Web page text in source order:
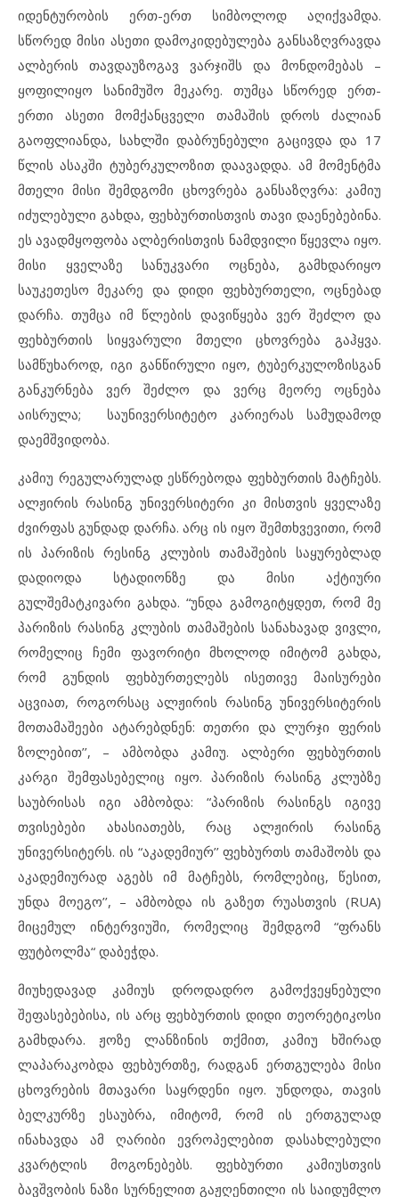
იდენტურობის ერთ-ერთ სიმბოლოდ აღიქვამდა.
სწორედ მისი ასეთი დამოკიდებულება განსაზღვრავდა
ალბერის თავდაუზოგავ ვარჯიშს და მონდომებას –
ყოფილიყო სანიმუშო მეკარე. თუმცა სწორედ ერთ-
ერთი ასეთი მომქანცველი თამაშის დროს ძალიან
გაოფლიანდა, სახლში დაბრუნებული გაცივდა და 17
წლის ასაკში ტუბერკულოზით დაავადდა. ამ მომენტმა
მთელი მისი შემდგომი ცხოვრება განსაზღვრა: კამიუ
იძულებული გახდა, ფეხბურთისთვის თავი დაენებებინა.
ეს ავადმყოფობა ალბერისთვის ნამდვილი წყევლა იყო.
მისი ყველაზე სანუკვარი ოცნება, გამხდარიყო
საუკეთესო მეკარე და დიდი ფეხბურთელი, ოცნებად
დარჩა. თუმცა იმ წლების დავიწყება ვერ შეძლო და
ფეხბურთის სიყვარული მთელი ცხოვრება გაჰყვა.
სამწუხაროდ, იგი განწირული იყო, ტუბერკულოზისგან
განკურნება ვერ შეძლო და ვერც მეორე ოცნება
აისრულა; საუნივერსიტეტო კარიერას სამუდამოდ
დაემშვიდობა.
კამიუ რეგულარულად ესწრებოდა ფეხბურთის მატჩებს.
ალჟირის რასინგ უნივერსიტერი კი მისთვის ყველაზე
ძვირფას გუნდად დარჩა. არც ის იყო შემთხვევითი, რომ
ის პარიზის რესინგ კლუბის თამაშების საყურებლად
დადიოდა სტადიონზე და მისი აქტიური
გულშემატკივარი გახდა. “უნდა გამოგიტყდეთ, რომ მე
პარიზის რასინგ კლუბის თამაშების სანახავად ვივლი,
რომელიც ჩემი ფავორიტი მხოლოდ იმიტომ გახდა,
რომ გუნდის ფეხბურთელებს ისეთივე მაისურები
აცვიათ, როგორსაც ალჟირის რასინგ უნივერსიტერის
მოთამაშეები ატარებდნენ: თეთრი და ლურჯი ფერის
ზოლებით’’, – ამბობდა კამიუ. ალბერი ფეხბურთის
კარგი შემფასებელიც იყო. პარიზის რასინგ კლუბზე
საუბრისას იგი ამბობდა: “პარიზის რასინგს იგივე
თვისებები ახასიათებს, რაც ალჟირის რასინგ
უნივერსიტერს. ის “აკადემიურ’’ ფეხბურთს თამაშობს და
აკადემიურად აგებს იმ მატჩებს, რომლებიც, წესით,
უნდა მოეგო’’, – ამბობდა ის გაზეთ რუასთვის (RUA)
მიცემულ ინტერვიუში, რომელიც შემდგომ “ფრანს
ფუტბოლმა“ დაბეჭდა.
მიუხედავად კამიუს დროდადრო გამოქვეყნებული
შეფასებებისა, ის არც ფეხბურთის დიდი თეორეტიკოსი
გამხდარა. ჟოზე ლანზინის თქმით, კამიუ ხშირად
ლაპარაკობდა ფეხბურთზე, რადგან ერთგულება მისი
ცხოვრების მთავარი საყრდენი იყო. უნდოდა, თავის
ბელკურზე ესაუბრა, იმიტომ, რომ ის ერთგულად
ინახავდა ამ ღარიბი ევროპელებით დასახლებული
კვარტლის მოგონებებს. ფეხბურთი კამიუსთვის
ბავშვობის ნაზი სურნელით გაჟღენთილი ის საიდუმლო